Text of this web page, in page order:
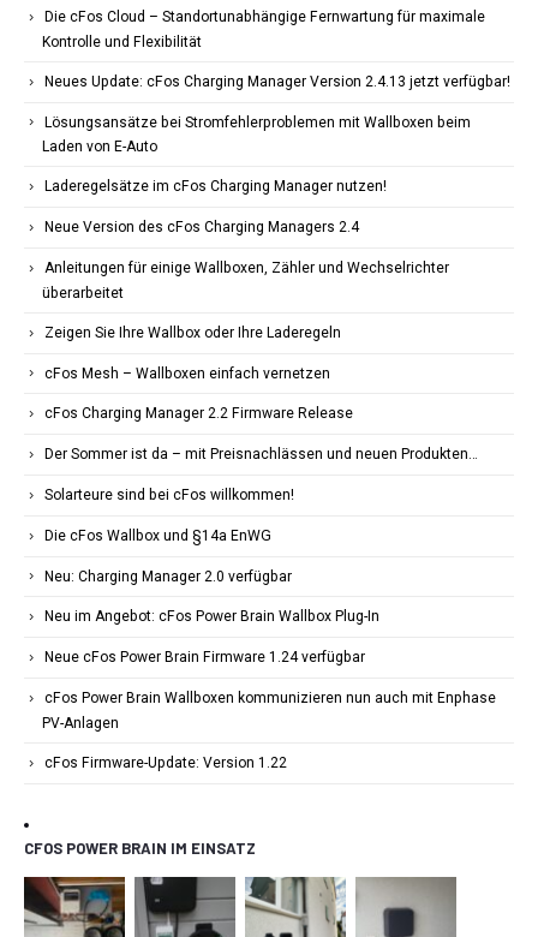
Die cFos Cloud – Standortunabhängige Fernwartung für maximale
Kontrolle und Flexibilität
Neues Update: cFos Charging Manager Version 2.4.13 jetzt verfügbar!
Lösungsansätze bei Stromfehlerproblemen mit Wallboxen beim
Laden von E-Auto
Laderegelsätze im cFos Charging Manager nutzen!
Neue Version des cFos Charging Managers 2.4
Anleitungen für einige Wallboxen, Zähler und Wechselrichter
überarbeitet
Zeigen Sie Ihre Wallbox oder Ihre Laderegeln
cFos Mesh – Wallboxen einfach vernetzen
cFos Charging Manager 2.2 Firmware Release
Der Sommer ist da – mit Preisnachlässen und neuen Produkten…
Solarteure sind bei cFos willkommen!
Die cFos Wallbox und §14a EnWG
Neu: Charging Manager 2.0 verfügbar
Neu im Angebot: cFos Power Brain Wallbox Plug-In
Neue cFos Power Brain Firmware 1.24 verfügbar
cFos Power Brain Wallboxen kommunizieren nun auch mit Enphase
PV-Anlagen
cFos Firmware-Update: Version 1.22
CFOS POWER BRAIN IM EINSATZ